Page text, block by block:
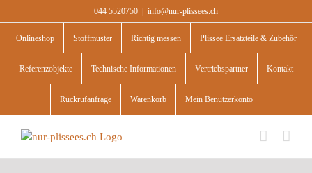
to
content
044 5520750 info@nur-plissees.ch
Onlineshop Stoffmuster Richtig messen Plissee Ersatzteile & Zubehör
Referenzobjekte Technische Informationen Vertriebspartner Kontakt
Rückrufanfrage Warenkorb Mein Benutzerkonto